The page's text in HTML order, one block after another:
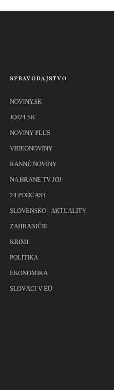
SPRAVODAJSTVO
NOVINY.SK
JOJ24.SK
NOVINY PLUS
VIDEONOVINY
RANNÉ NOVINY
NA HRANE TV JOJ
24 PODCAST
SLOVENSKO - AKTUALITY
ZAHRANIČIE
KRIMI
POLITIKA
EKONOMIKA
SLOVÁCI V EÚ